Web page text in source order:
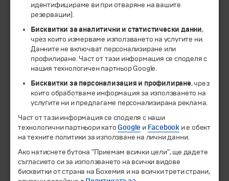
ЧЛЕН НА
Всички права запазени.
Екскурзии и почивки
Направления
идентифицираме ви при отваряне на вашите
резервации).
Бисквитки за аналитични и статистически данни,
чрез които измерваме използването на услугите ни.
Данните не включват персонализиране или
профилиране. Част от тази информация се споделя с
нашия технологичен партньор Google.
Бисквитки за персонализация и профилиране, чрез
които обработваме информация за използването на
услугите ни и предлагаме персонализирана реклама.
Част от тази информация се споделя с наши
технологични партньори като Google и Facebook и е обект
на техните политики за използване на лични данни.
Ако натиснете бутона "Приемам всички цели", ще дадете
съгласието си за използването на всички видове
бисквитки от страна на Бохемия и на всички трети страни,